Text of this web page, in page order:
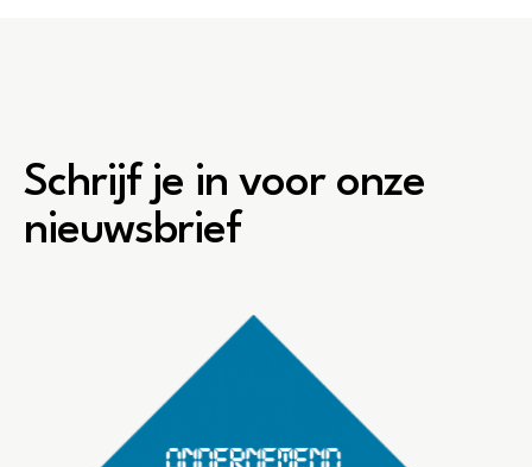
Schrijf je in voor onze
nieuwsbrief